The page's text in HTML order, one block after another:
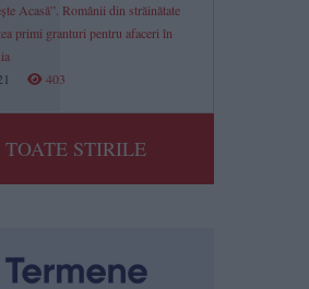
Acasă”. Românii din străinătate
primi granturi pentru afaceri în
403
STIRILE